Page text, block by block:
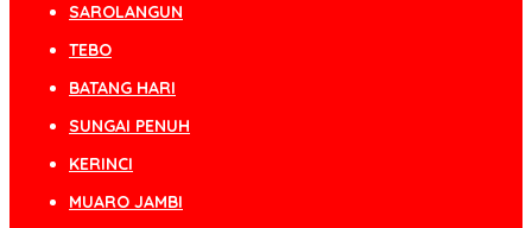
SAROLANGUN
TEBO
BATANG HARI
SUNGAI PENUH
KERINCI
MUARO JAMBI